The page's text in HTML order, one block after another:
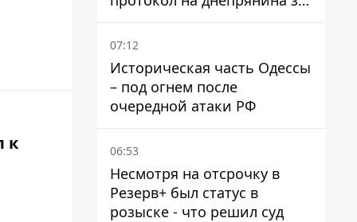
к
вождение под наркотой -
Верховный Суд принял
07:12
Историческая часть Одессы
– под огнем после
очередной атаки РФ
06:53
Несмотря на отсрочку в
Резерв+ был статус в
розыске - что решил суд